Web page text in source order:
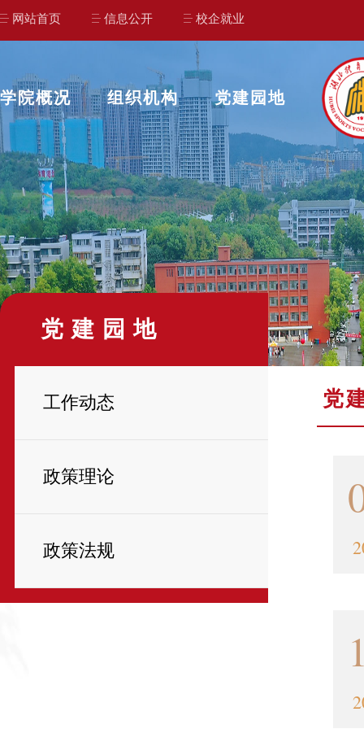
网站首页 信息公开 校企就业
学院概况 组织机构 党建园地
党建园地
工作动态
政策理论
政策法规
党